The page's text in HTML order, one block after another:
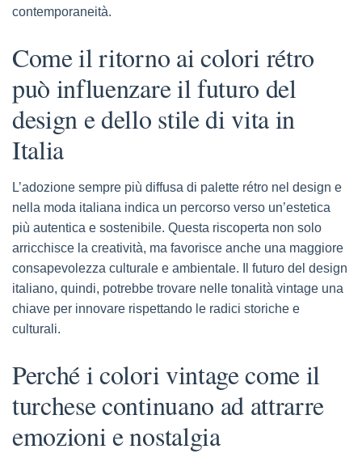
contemporaneità.
Come il ritorno ai colori rétro
può influenzare il futuro del
design e dello stile di vita in
Italia
L’adozione sempre più diffusa di palette rétro nel design e
nella moda italiana indica un percorso verso un’estetica
più autentica e sostenibile. Questa riscoperta non solo
arricchisce la creatività, ma favorisce anche una maggiore
consapevolezza culturale e ambientale. Il futuro del design
italiano, quindi, potrebbe trovare nelle tonalità vintage una
chiave per innovare rispettando le radici storiche e
culturali.
Perché i colori vintage come il
turchese continuano ad attrarre
emozioni e nostalgia